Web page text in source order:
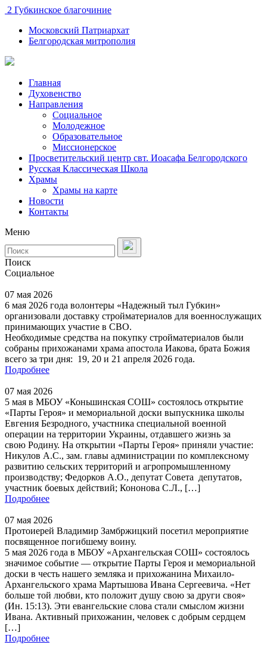
2 Губкинское благочиние
Московский Патриархат
Белгородская митрополия
Главная
Духовенство
Направления
Социальное
Молодежное
Образовательное
Миссионерское
Просветительский центр свт. Иоасафа Белгородского
Русская Классическая Школа
Храмы
Храмы на карте
Новости
Контакты
Меню
Поиск
Социальное
07 мая 2026
6 мая 2026 года волонтеры «Надежный тыл Губкин»
организовали доставку стройматериалов для военнослужащих
принимающих участие в СВО.
Необходимые средства на покупку стройматериалов были
собраны прихожанами храма апостола Иакова, брата Божия
всего за три дня: 19, 20 и 21 апреля 2026 года.
Подробнее
07 мая 2026
5 мая в МБОУ «Коньшинская СОШ» состоялось открытие
«Парты Героя» и мемориальной доски выпускника школы
Евгения Безродного, участника специальной военной
операции на территории Украины, отдавшего жизнь за
свою Родину. На открытии «Парты Героя» приняли участие:
Никулов А.С., зам. главы администрации по комплексному
развитию сельских территорий и агропромышленному
производству; Федорков А.О., депутат Совета депутатов,
участник боевых действий; Кононова С.Л., […]
Подробнее
07 мая 2026
Протоиерей Владимир Замбржицкий посетил мероприятие
посвященное погибшему воину.
5 мая 2026 года в МБОУ «Архангельская СОШ» состоялось
значимое событие — открытие Парты Героя и мемориальной
доски в честь нашего земляка и прихожанина Михаило-
Архангельского храма Мартышова Ивана Сергеевича. «Нет
больше той любви, кто положит душу свою за други своя»
(Ин. 15:13). Эти евангельские слова стали смыслом жизни
Ивана. Активный прихожанин, человек с добрым сердцем
[…]
Подробнее